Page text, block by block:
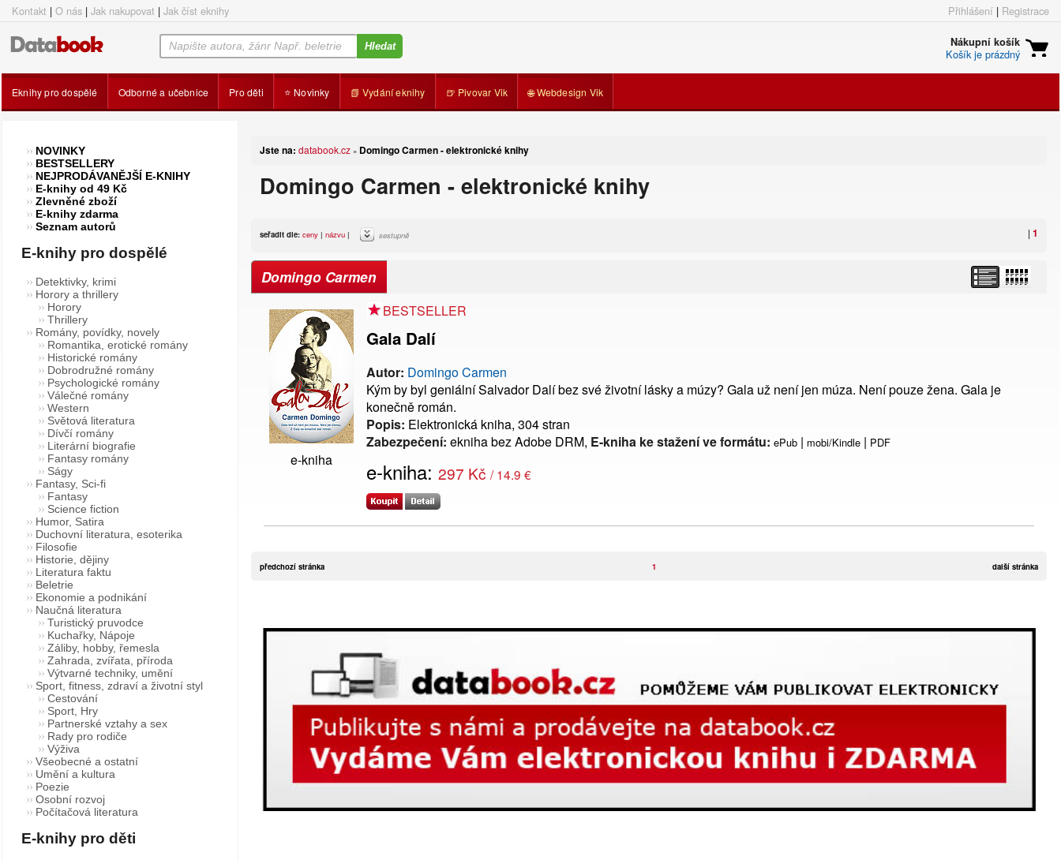
Kontakt | O nás | Jak nakupovat | Jak číst eknihy Přihlášení | Registrace
Nákupní košík
Košík je prázdný
Eknihy pro dospělé Odborné a učebnice Pro děti ⭐ Novinky 📗 Vydání eknihy 🍺 Pivovar Vik 🌐 Webdesign Vik
Jste na: databook.cz » Domingo Carmen - elektronické knihy
Domingo Carmen - elektronické knihy
| 1
seřadit dle: ceny | názvu | sestupně
Domingo Carmen
e-kniha
BESTSELLER
Gala Dalí
Autor: Domingo Carmen
Kým by byl geniální Salvador Dalí bez své životní lásky a múzy? Gala už není jen múza. Není pouze žena. Gala je
konečně román.
Popis: Elektronická kniha, 304 stran
Zabezpečení: ekniha bez Adobe DRM, E-kniha ke stažení ve formátu: ePub | mobi/Kindle | PDF
e-kniha: 297 Kč / 14.9 €
další stránka
předchozí stránka 1
NOVINKY
BESTSELLERY
NEJPRODÁVANĚJŠÍ E-KNIHY
E-knihy od 49 Kč
Zlevněné zboží
E-knihy zdarma
Seznam autorů
E-knihy pro dospělé
Detektivky, krimi
Horory a thrillery
Horory
Thrillery
Romány, povídky, novely
Romantika, erotické romány
Historické romány
Dobrodružné romány
Psychologické romány
Válečné romány
Western
Světová literatura
Dívčí romány
Literární biografie
Fantasy romány
Ságy
Fantasy, Sci-fi
Fantasy
Science fiction
Humor, Satira
Duchovní literatura, esoterika
Filosofie
Historie, dějiny
Literatura faktu
Beletrie
Ekonomie a podnikání
Naučná literatura
Turistický pruvodce
Kuchařky, Nápoje
Záliby, hobby, řemesla
Zahrada, zvířata, příroda
Výtvarné techniky, umění
Sport, fitness, zdraví a životní styl
Cestování
Sport, Hry
Partnerské vztahy a sex
Rady pro rodiče
Výživa
Všeobecné a ostatní
Umění a kultura
Poezie
Osobní rozvoj
Počítačová literatura
E-knihy pro děti